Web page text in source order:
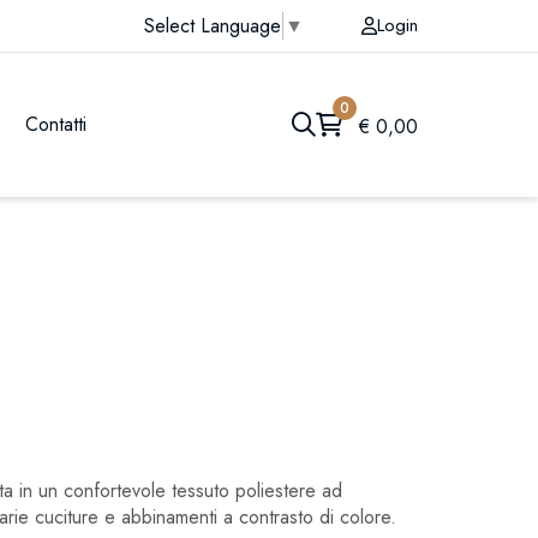
Select Language ▼ Login
Contatti
0
€ 0,00
in un confortevole tessuto poliestere ad
cuciture e abbinamenti a contrasto di colore.